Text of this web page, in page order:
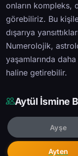
onların kompleks,
görebiliriz. Bu
dışarıya
Numerolojik,
yaşamlarında
haline getirebilir.
Aytül İsmine
Ayşe
Ayten